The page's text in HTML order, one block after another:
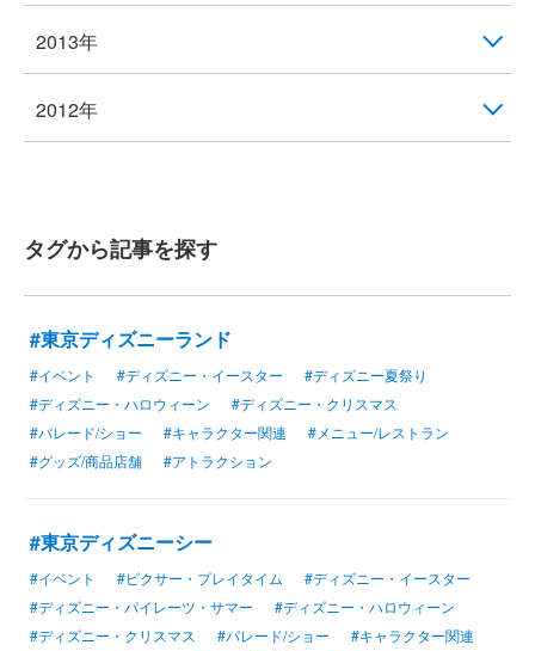
2013年
2012年
タグから記事を探す
#東京ディズニーランド
#イベント #ディズニー・イースター
#ディズニー夏祭り
#ディズニー・ハロウィーン
#ディズニー・クリスマス
#パレード/ショー
#キャラクター関連
#メニュー/レストラン
#グッズ/商品店舗
#アトラクション
#東京ディズニーシー
#イベント #ピクサー・プレイタイム
#ディズニー・イースター
#ディズニー・パイレーツ・サマー
#ディズニー・ハロウィーン
#ディズニー・クリスマス
#パレード/ショー
#キャラクター関連